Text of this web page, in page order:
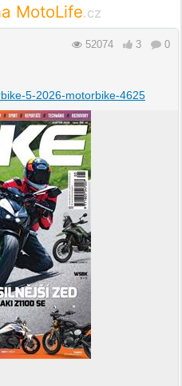
MotoLife.cz
52074 3 0
5-2026-motorbike-4625